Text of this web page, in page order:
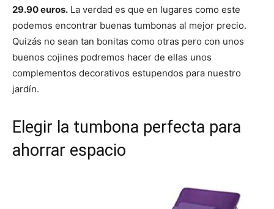
29.90 euros. La verdad es que en lugares como este
podemos encontrar buenas tumbonas al mejor precio.
Quizás no sean tan bonitas como otras pero con unos
buenos cojines podremos hacer de ellas unos
complementos decorativos estupendos para nuestro
jardín.
Elegir la tumbona perfecta para
ahorrar espacio